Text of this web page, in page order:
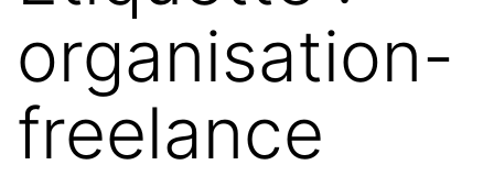
organisation-
freelance